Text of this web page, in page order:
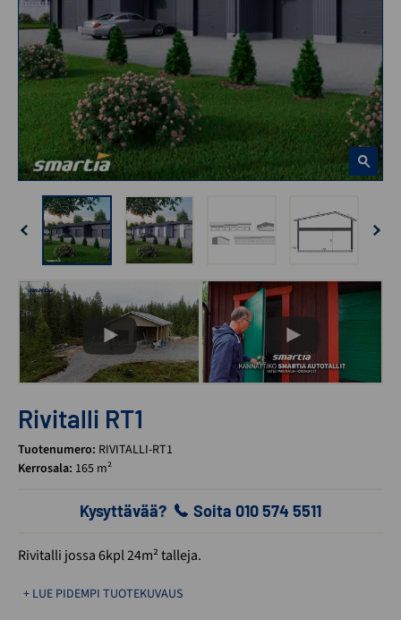
Rivitalli RT1
Tuotenumero: RIVITALLI-RT1
Kerrosala: 165 m²
Kysyttävää? Soita 010 574 5511
Rivitalli jossa 6kpl 24m² talleja.
+ LUE PIDEMPI TUOTEKUVAUS